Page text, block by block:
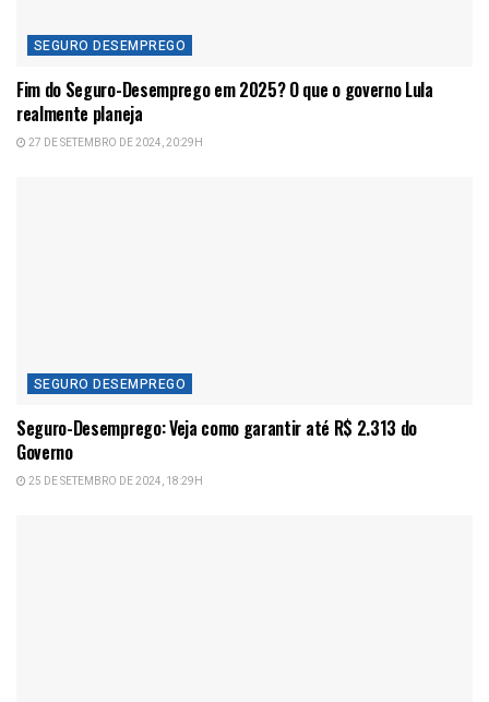
SEGURO DESEMPREGO
Fim do Seguro-Desemprego em 2025? O que o governo Lula
realmente planeja
27 DE SETEMBRO DE 2024, 20:29H
SEGURO DESEMPREGO
Seguro-Desemprego: Veja como garantir até R$ 2.313 do
Governo
25 DE SETEMBRO DE 2024, 18:29H